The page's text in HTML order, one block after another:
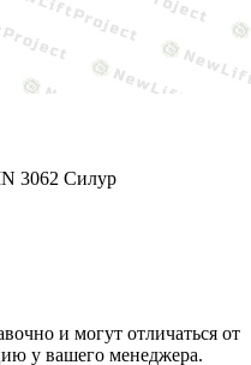
3062 Силур
и могут отличаться от
у вашего менеджера.